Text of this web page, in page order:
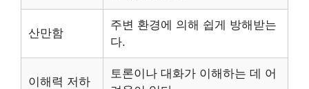
산만함
주변 환경에 의해 쉽게 방해받는
다.
이해력 저하
토론이나 대화가 이해하는 데 어